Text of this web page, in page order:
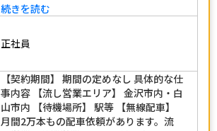
続きを読む
正社員
【契約期間】 期間の定めなし 具体的な仕
事内容 【流し営業エリア】 金沢市内・白
山市内 【待機場所】 駅等 【無線配車】
月間2万本もの配車依頼があります。流